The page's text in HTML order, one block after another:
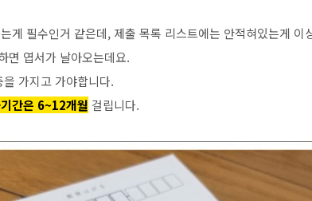
게 필수인거 같은데, 제출 목록 리스트에는 안적혀있는게 이
면 엽서가 날아오는데요.
가지고 가야합니다.
간은 6~12개월 걸립니다.